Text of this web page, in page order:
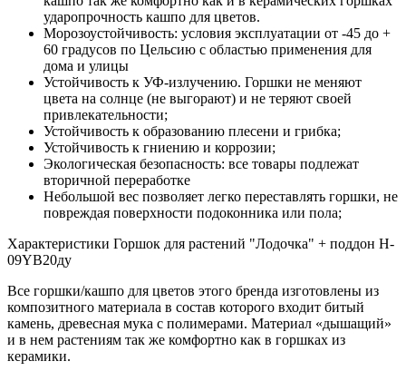
ударопрочность кашпо для цветов.
Морозоустойчивость: условия эксплуатации от -45 до +
60 градусов по Цельсию с областью применения для
дома и улицы
Устойчивость к УФ-излучению. Горшки не меняют
цвета на солнце (не выгорают) и не теряют своей
привлекательности;
Устойчивость к образованию плесени и грибка;
Устойчивость к гниению и коррозии;
Экологическая безопасность: все товары подлежат
вторичной переработке
Небольшой вес позволяет легко переставлять горшки, не
повреждая поверхности подоконника или пола;
Характеристики Горшок для растений "Лодочка" + поддон H-
09YB20ду
Все горшки/кашпо для цветов этого бренда изготовлены из
композитного материала в состав которого входит битый
камень, древесная мука с полимерами. Материал «дышащий»
и в нем растениям так же комфортно как в горшках из
керамики.